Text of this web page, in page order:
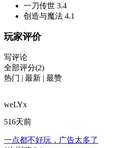
一刀传世 3.4
创造与魔法 4.1
玩家评价
写评论
全部评分(2)
热门 | 最新 | 最赞
weLYx
516天前
一点都不好玩，广告太多了